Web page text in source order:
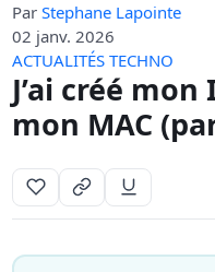
ParStephane Lapointe
02 janv. 2026
ACTUALITÉS TECHNO
J’ai créé
mon MAC